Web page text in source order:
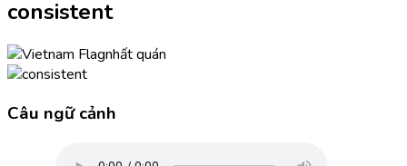
consistent
nhất quán
Câu ngữ cảnh